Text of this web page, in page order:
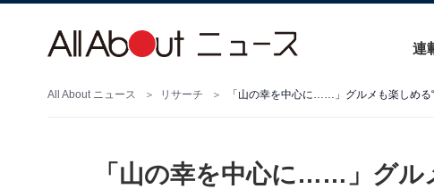
連
All About ニュース リサーチ
「山の幸を中心に……」グル